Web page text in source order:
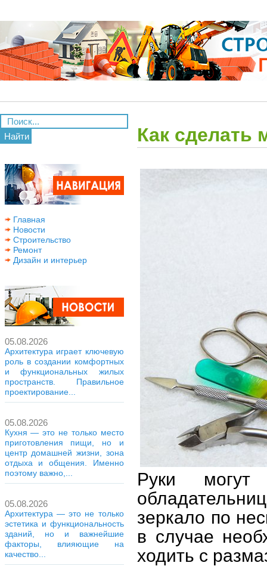
Найти
Главная
Новости
Строительство
Ремонт
Дизайн и интерьер
05.08.2026
Архитектура играет ключевую
роль в создании комфортных
и функциональных жилых
пространств. Правильное
проектирование...
05.08.2026
Кухня — это не только место
приготовления пищи, но и
центр домашней жизни, зона
отдыха и общения. Именно
поэтому важно,...
05.08.2026
Архитектура — это не только
эстетика и функциональность
зданий, но и важнейшие
факторы, влияющие на
качество...
Как сделать
Руки
зеркало по
в случае
ходить с